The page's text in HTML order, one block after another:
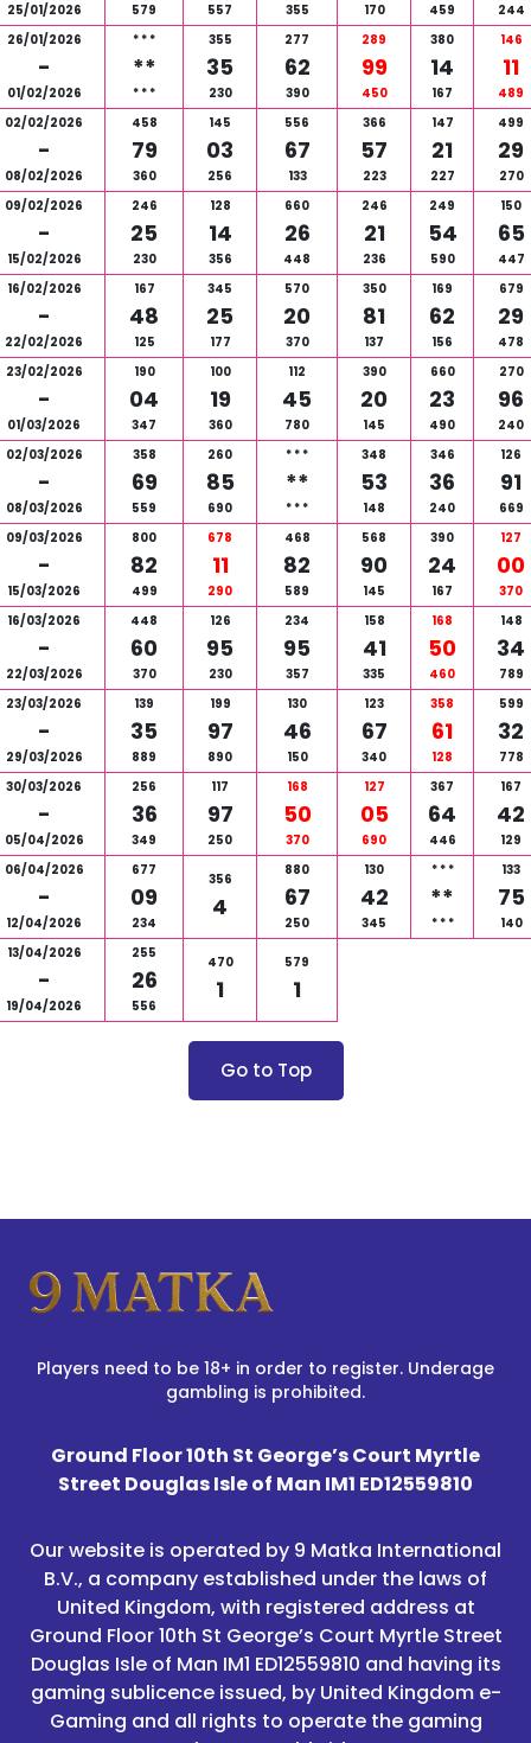
25/01/2026 579 557 355 170 459
244
26/01/2026
-
01/02/2026
* * *
**
* * *
355
35
230
277
62
390
289
99
450
380
14
167
146
11
489
02/02/2026
-
08/02/2026
458
79
360
145
03
256
556
67
133
366
57
223
147
21
227
499
29
270
09/02/2026
-
15/02/2026
246
25
230
128
14
356
660
26
448
246
21
236
249
54
590
150
65
447
16/02/2026
-
22/02/2026
167
48
125
345
25
177
570
20
370
350
81
137
169
62
156
679
29
478
23/02/2026
-
01/03/2026
190
04
347
100
19
360
112
45
780
390
20
145
660
23
490
270
96
240
02/03/2026
-
08/03/2026
358
69
559
260
85
690
* * *
**
* * *
348
53
148
346
36
240
126
91
669
09/03/2026
-
15/03/2026
800
82
499
678
11
290
468
82
589
568
90
145
390
24
167
127
00
370
16/03/2026
-
22/03/2026
448
60
370
126
95
230
234
95
357
158
41
335
168
50
460
148
34
789
23/03/2026
-
29/03/2026
139
35
889
199
97
890
130
46
150
123
67
340
358
61
128
599
32
778
30/03/2026
-
05/04/2026
256
36
349
117
97
250
168
50
370
127
05
690
367
64
446
167
42
129
06/04/2026
-
12/04/2026
677
09
234
356
4
880
67
250
130
42
345
* * *
**
* * *
133
75
140
13/04/2026
-
19/04/2026
255
26
556
470
1
579
1
Go to Top
Players need to be 18+ in order to register. Underage
gambling is prohibited.
Ground Floor 10th St George’s Court Myrtle
Street Douglas Isle of Man IM1 ED12559810
Our website is operated by 9 Matka International
B.V., a company established under the laws of
United Kingdom, with registered address at
Ground Floor 10th St George’s Court Myrtle Street
Douglas Isle of Man IM1 ED12559810 and having its
gaming sublicence issued, by United Kingdom e-
Gaming and all rights to operate the gaming